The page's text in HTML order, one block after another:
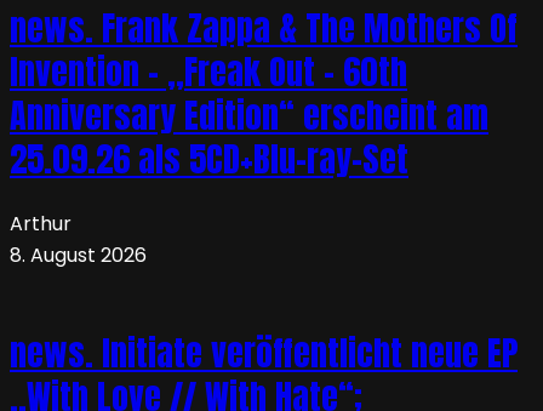
news. Frank Zappa & The Mothers Of
Invention – „Freak Out – 60th
Anniversary Edition“ erscheint am
25.09.26 als 5CD+Blu-ray-Set
Arthur
8. August 2026
news. Initiate veröffentlicht neue EP
„With Love // With Hate“;